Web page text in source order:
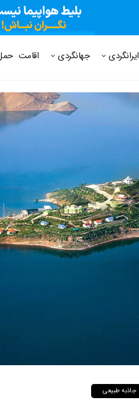
پرسش های متداول
ایرانگردی جهانگردی اقامت
جاذبه طبیعی